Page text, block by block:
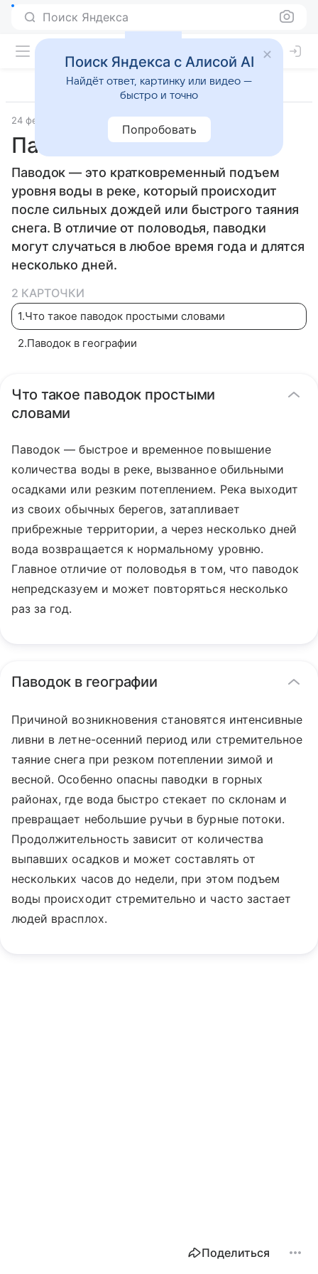
Поиск Яндекса
24 февраля 2026 Дети Mail География
Паводок
Паводок — это кратковременный подъем
уровня воды в реке, который происходит
после сильных дождей или быстрого таяния
снега. В отличие от половодья, паводки
могут случаться в любое время года и длятся
несколько дней.
2 КАРТОЧКИ
1.Что такое паводок простыми словами
2.Паводок в географии
Что такое паводок простыми
словами
Паводок — быстрое и временное повышение
количества воды в реке, вызванное обильными
осадками или резким потеплением. Река выходит
из своих обычных берегов, затапливает
прибрежные территории, а через несколько дней
вода возвращается к нормальному уровню.
Главное отличие от половодья в том, что паводок
непредсказуем и может повторяться несколько
раз за год.
Паводок в географии
Причиной возникновения становятся интенсивные
ливни в летне-осенний период или стремительное
таяние снега при резком потеплении зимой и
весной. Особенно опасны паводки в горных
районах, где вода быстро стекает по склонам и
превращает небольшие ручьи в бурные потоки.
Продолжительность зависит от количества
выпавших осадков и может составлять от
нескольких часов до недели, при этом подъем
воды происходит стремительно и часто застает
людей врасплох.
Поделиться
Поиск Яндекса с Алисой AI
Найдёт ответ, картинку или видео —
быстро и точно
Попробовать